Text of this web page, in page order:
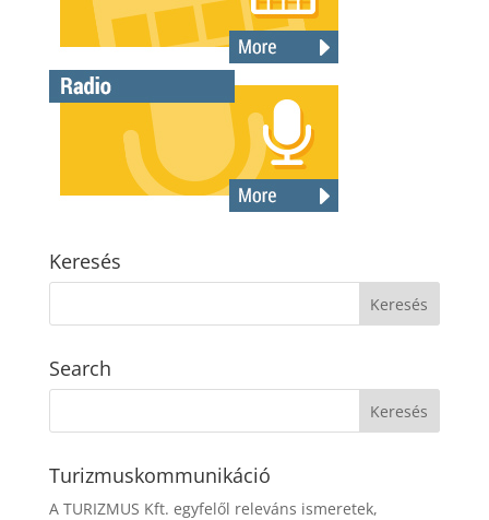
Keresés
Search
Turizmuskommunikáció
A TURIZMUS Kft. egyfelől releváns ismeretek,